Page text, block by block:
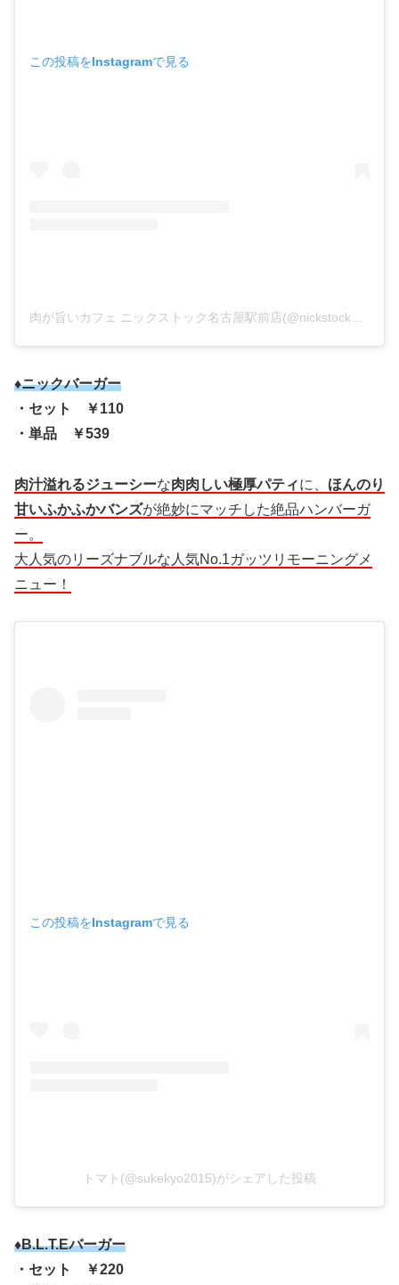
この投稿をInstagramで見る
♦ニックバーガー
・セット ￥110
・単品 ￥539
肉汁溢れるジューシーな肉肉しい極厚パティに、 ほんのり
甘いふかふかバンズが絶妙にマッチした絶品ハンバーガ
ー。
大人気のリーズナブルな人気No.1ガッツリモーニングメ
ニュー！
この投稿をInstagramで見る
トマト(@sukekyo2015)がシェアした投稿
♦B.L.T.Eバーガー
・セット ￥220